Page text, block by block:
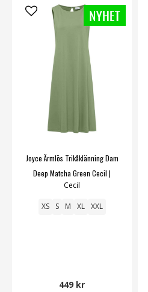
Joyce Ärmlös Trikåklänning Dam
Deep Matcha Green Cecil |
Smilebutiken
Cecil
XS S M XL XXL
449 kr